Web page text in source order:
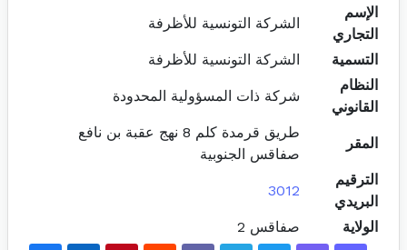
الإسم
التجاري
الشركة التونسية للأظرفة
التسمية
الشركة التونسية للأظرفة
النظام
القانوني
شركة ذات المسؤولية المحدودة
المقر
طريق قرمدة كلم 8 نهج عقبة بن نافع
صفاقس الجنوبية
الترقيم
البريدي
3012
الولاية صفاقس 2